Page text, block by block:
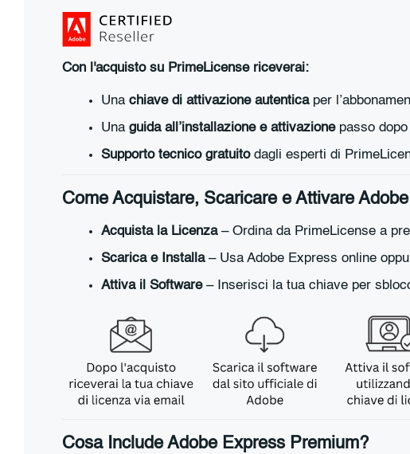
Con l'acquisto su PrimeLicense riceverai:
Una chiave di attivazione autenticaper
Una guida all’installazione e attivazionepasso dopo
Supporto tecnico gratuitodagli esperti di
Come Acquistare, Scaricare e Attivare
Acquista la Licenza– Ordina da PrimeLicense a
Scarica e Installa– Usa Adobe Express online
Attiva il Software– Inserisci la tua chiave per
Cosa Include Adobe Express Premium?